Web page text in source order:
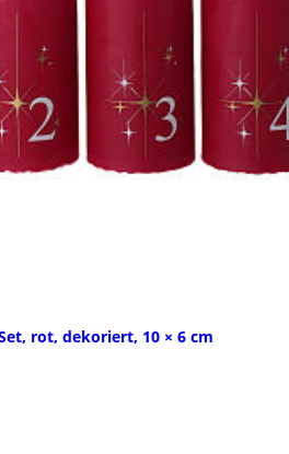
rot, dekoriert, 10 × 6 cm